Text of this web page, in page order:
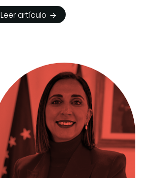
Leer artículo